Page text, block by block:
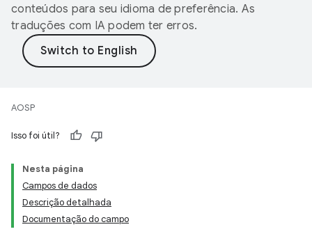
conteúdos para seu idioma de preferência. As
traduções com IA podem ter erros.
AOSP
Isso foi útil?
Nesta página
Campos de dados
Descrição detalhada
Documentação do campo